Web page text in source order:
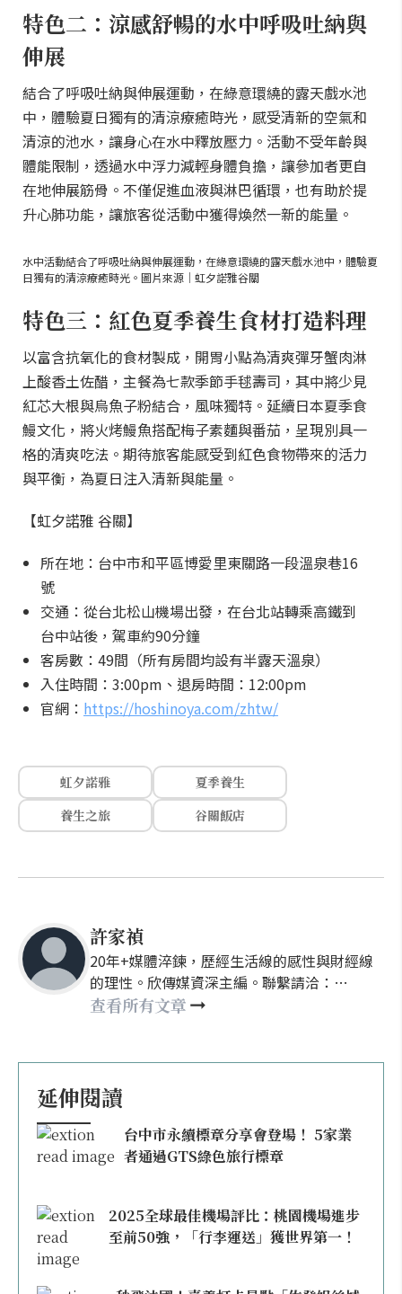
特色二：涼感舒暢的水中呼吸吐納與
伸展
結合了呼吸吐納與伸展運動，在綠意環繞的露天戲水池
中，體驗夏日獨有的清涼療癒時光，感受清新的空氣和
清涼的池水，讓身心在水中釋放壓力。活動不受年齡與
體能限制，透過水中浮力減輕身體負擔，讓參加者更自
在地伸展筋骨。不僅促進血液與淋巴循環，也有助於提
升心肺功能，讓旅客從活動中獲得煥然一新的能量。
水中活動結合了呼吸吐納與伸展運動，在綠意環繞的露天戲水池中，體驗夏
日獨有的清涼療癒時光。圖片來源｜虹夕諾雅谷關
特色三：紅色夏季養生食材打造料理
以富含抗氧化的食材製成，開胃小點為清爽彈牙蟹肉淋
上酸香土佐醋，主餐為七款季節手毬壽司，其中將少見
紅芯大根與烏魚子粉結合，風味獨特。延續日本夏季食
鰻文化，將火烤鰻魚搭配梅子素麵與番茄，呈現別具一
格的清爽吃法。期待旅客能感受到紅色食物帶來的活力
與平衡，為夏日注入清新與能量。
【虹夕諾雅 谷關】
所在地：台中市和平區博愛里東關路一段溫泉巷16
號
交通：從台北松山機場出發，在台北站轉乘高鐵到
台中站後，駕車約90分鐘
客房數：49間（所有房間均設有半露天溫泉）
入住時間：3:00pm、退房時間：12:00pm
官網： https://hoshinoya.com/zhtw/
虹夕諾雅
夏季養生
養生之旅
谷關飯店
許家禎
20年+媒體淬鍊，歷經生活線的感性與財經線
的理性。欣傳媒資深主編。聯繫請洽：
nellyhsu@xinmedia.com
查看所有文章
延伸閱讀
台中市永續標章分享會登場！ 5家業
者通過GTS綠色旅行標章
2025全球最佳機場評比：桃園機場進步
至前50強，「行李運送」獲世界第一！